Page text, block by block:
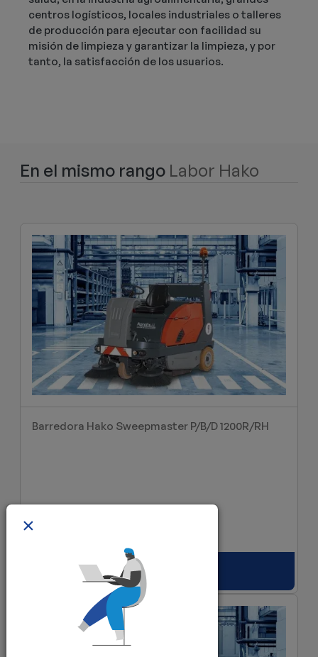
centros logísticos, locales industriales o talleres
de producción para ejecutar con facilidad su
misión de limpieza y garantizar la limpieza, y por
tanto, la satisfacción de los usuarios.
En el mismo rango Labor Hako
Barredora Hako Sweepmaster P/B/D 1200R/RH
Solicitar presupuesto
×